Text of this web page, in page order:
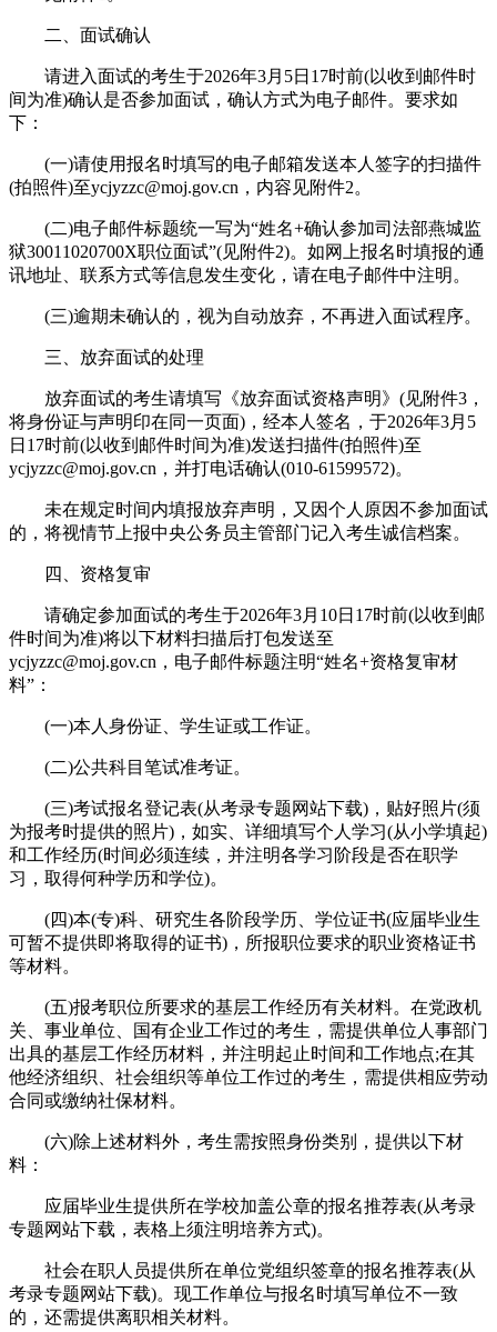
二、面试确认
请进入面试的考生于2026年3月5日17时前(以收到邮件时
间为准)确认是否参加面试，确认方式为电子邮件。要求如
下：
(一)请使用报名时填写的电子邮箱发送本人签字的扫描件
(拍照件)至ycjyzzc@moj.gov.cn，内容见附件2。
(二)电子邮件标题统一写为“姓名+确认参加司法部燕城监
狱30011020700X职位面试”(见附件2)。如网上报名时填报的通
讯地址、联系方式等信息发生变化，请在电子邮件中注明。
(三)逾期未确认的，视为自动放弃，不再进入面试程序。
三、放弃面试的处理
放弃面试的考生请填写《放弃面试资格声明》(见附件3，
将身份证与声明印在同一页面)，经本人签名，于2026年3月5
日17时前(以收到邮件时间为准)发送扫描件(拍照件)至
ycjyzzc@moj.gov.cn，并打电话确认(010-61599572)。
未在规定时间内填报放弃声明，又因个人原因不参加面试
的，将视情节上报中央公务员主管部门记入考生诚信档案。
四、资格复审
请确定参加面试的考生于2026年3月10日17时前(以收到邮
件时间为准)将以下材料扫描后打包发送至
ycjyzzc@moj.gov.cn，电子邮件标题注明“姓名+资格复审材
料”：
(一)本人身份证、学生证或工作证。
(二)公共科目笔试准考证。
(三)考试报名登记表(从考录专题网站下载)，贴好照片(须
为报考时提供的照片)，如实、详细填写个人学习(从小学填起)
和工作经历(时间必须连续，并注明各学习阶段是否在职学
习，取得何种学历和学位)。
(四)本(专)科、研究生各阶段学历、学位证书(应届毕业生
可暂不提供即将取得的证书)，所报职位要求的职业资格证书
等材料。
(五)报考职位所要求的基层工作经历有关材料。在党政机
关、事业单位、国有企业工作过的考生，需提供单位人事部门
出具的基层工作经历材料，并注明起止时间和工作地点;在其
他经济组织、社会组织等单位工作过的考生，需提供相应劳动
合同或缴纳社保材料。
(六)除上述材料外，考生需按照身份类别，提供以下材
料：
应届毕业生提供所在学校加盖公章的报名推荐表(从考录
专题网站下载，表格上须注明培养方式)。
社会在职人员提供所在单位党组织签章的报名推荐表(从
考录专题网站下载)。现工作单位与报名时填写单位不一致
的，还需提供离职相关材料。